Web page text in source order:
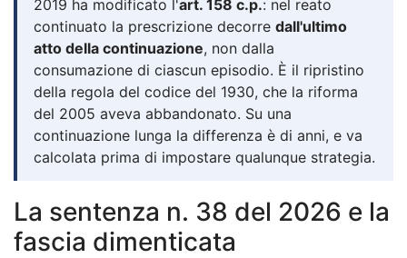
2019 ha modificato l'art. 158 c.p.: nel reato
continuato la prescrizione decorre dall'ultimo
atto della continuazione, non dalla
consumazione di ciascun episodio. È il ripristino
della regola del codice del 1930, che la riforma
del 2005 aveva abbandonato. Su una
continuazione lunga la differenza è di anni, e va
calcolata prima di impostare qualunque strategia.
La sentenza n. 38 del 2026 e la
fascia dimenticata